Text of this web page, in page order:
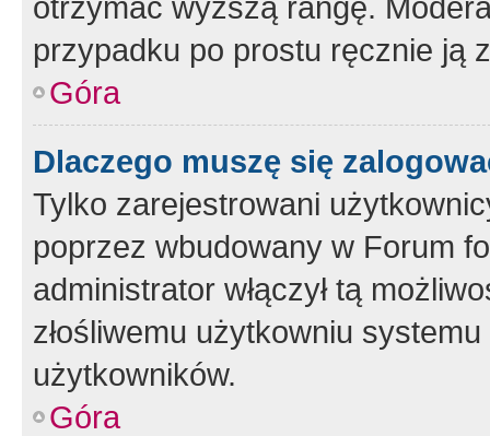
przypadku po prostu ręcznie ją
Góra
Dlaczego muszę się
Tylko zarejestrowani
poprzez wbudowany w Forum
administrator włączył tą
złośliwemu użytkowniu
użytkowników.
Góra